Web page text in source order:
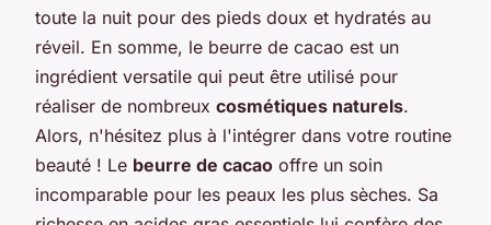
toute la nuit pour des pieds doux et hydratés au
réveil. En somme, le beurre de cacao est un
ingrédient versatile qui peut être utilisé pour
réaliser de nombreux cosmétiques naturels.
Alors, n'hésitez plus à l'intégrer dans votre routine
beauté ! Le beurre de cacao offre un soin
incomparable pour les peaux les plus sèches. Sa